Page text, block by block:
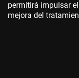
permitirá impulsar
mejora del